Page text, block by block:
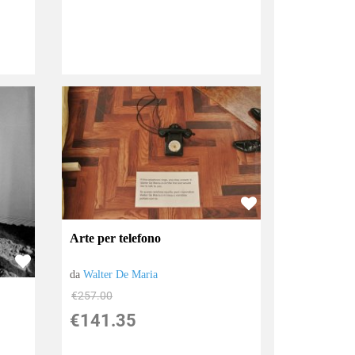
Arte per telefono
daWalter De Maria
€257.00
€141.35